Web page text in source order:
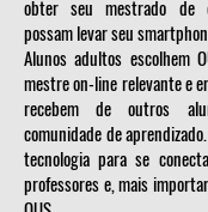
obter seu mestrado de
possam levar seu
Alunos adultos escolhem
mestre on-line relevante e
recebem de outros
comunidade de
tecnologia para se
professores e, mais